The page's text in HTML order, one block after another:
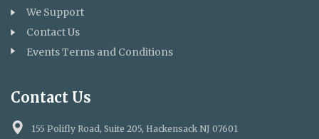
We Support
Contact Us
Events Terms and Conditions
Contact Us
155 Polifly Road, Suite 205, Hackensack NJ 07601